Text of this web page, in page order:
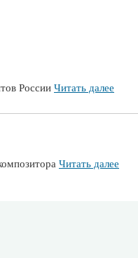
России Читать далее
Читать далее